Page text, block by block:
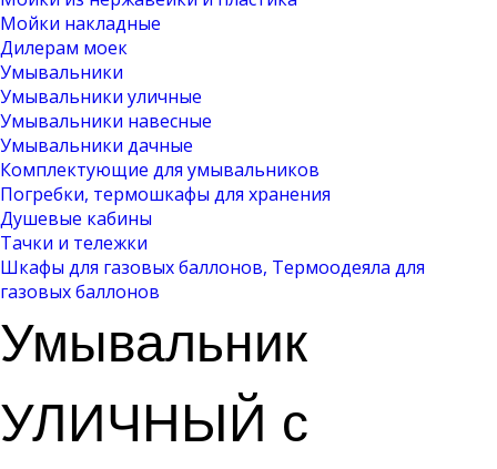
Мойки накладные
Дилерам моек
Умывальники
Умывальники уличные
Умывальники навесные
Умывальники дачные
Комплектующие для умывальников
Погребки, термошкафы для хранения
Душевые кабины
Тачки и тележки
Шкафы для газовых баллонов, Термоодеяла для
газовых баллонов
Умывальник
УЛИЧНЫЙ с